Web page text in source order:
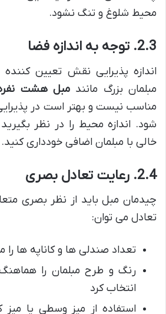
محیط شلوغ و تنگ نشود.
2.3. توجه به اندازه فضا
اندازه پذیرایی نقش تعیین
مبلمان بزرگ مانندمبل هشت
مناسب نیست و بهتر است در
شود. اندازه محیط را در نظر
خالی با مبلمان اضافی خودداری کنید.
2.4. رعایت تعادل بصری
چیدمان مبل باید از نظر بصری
تعادل می توان:
تعداد صندلی ها و کاناپه ها را
رنگ و طرح مبلمان را
انتخاب کرد
استفاده از میز وسطی یا میز